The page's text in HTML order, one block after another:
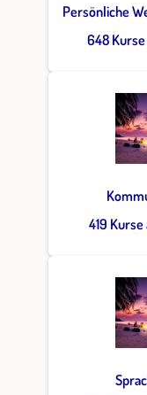
Persönliche
648
419